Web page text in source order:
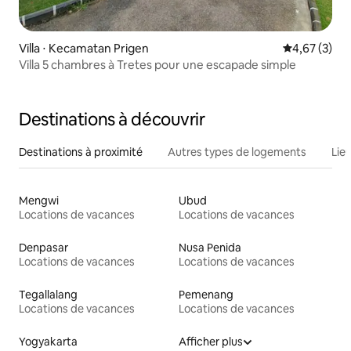
Villa ⋅ Kecamatan Prigen Évaluation
4,67 (3)
Villa 5 chambres à Tretes pour une escapade simple
Destinations à découvrir
Destinations à proximité Autres types de logements
Mengwi
Locations de vacances
Ubud
Locations de vacances
Denpasar
Locations de vacances
Nusa Penida
Locations de vacances
Tegallalang
Locations de vacances
Pemenang
Locations de vacances
Yogyakarta
Afficher plus